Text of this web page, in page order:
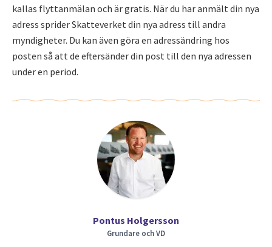
kallas flyttanmälan och är gratis. När du har anmält din nya
adress sprider Skatteverket din nya adress till andra
myndigheter. Du kan även göra en adressändring hos
posten så att de eftersänder din post till den nya adressen
under en period.
Pontus Holgersson
Grundare och VD